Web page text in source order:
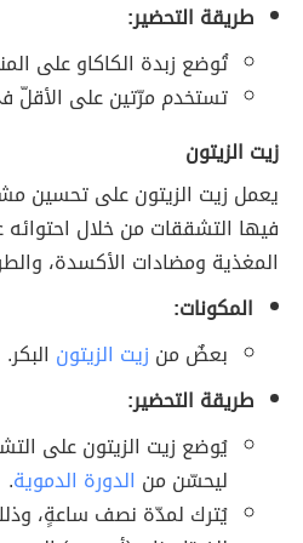
طريقة التحضير:
تُوضع زبدة الكاكاو على
تستخدم مرّتين على الأقلّ
زيت الزيتون
يعمل زيت الزيتون على تحسين
فيها التشققات من خلال احتوائه
المغذية ومضادات الأكسدة،
المكونات:
بعضٌ من زيت الزيتون البكر.
طريقة التحضير:
يُوضع زيت الزيتون على
ليحسّن من الدورة الدموية.
يُترك لمدّة نصف ساعةٍ،